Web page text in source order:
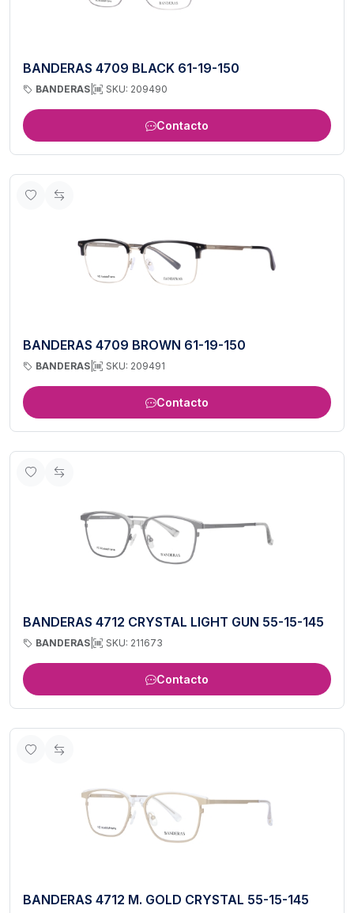
BANDERAS 4709 BLACK 61-19-150
BANDERAS SKU: 209490
Contacto
BANDERAS 4709 BROWN 61-19-150
BANDERAS SKU: 209491
Contacto
BANDERAS 4712 CRYSTAL LIGHT GUN 55-15-145
BANDERAS SKU: 211673
Contacto
BANDERAS 4712 M. GOLD CRYSTAL 55-15-145